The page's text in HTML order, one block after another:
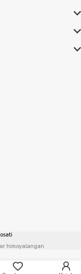
himoyalangan